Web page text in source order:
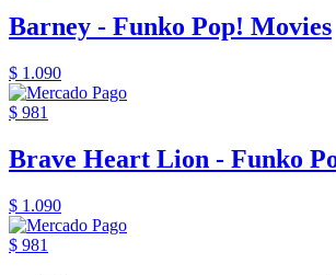
Barney - Funko Pop! Movies
$ 1.090
$ 981
Brave Heart Lion - Funko
$ 1.090
$ 981